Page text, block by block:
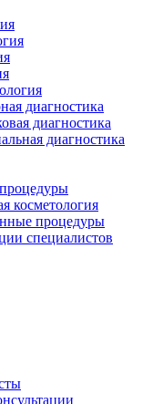
диагностика
диагностика
диагностика
косметология
процедуры
специалистов